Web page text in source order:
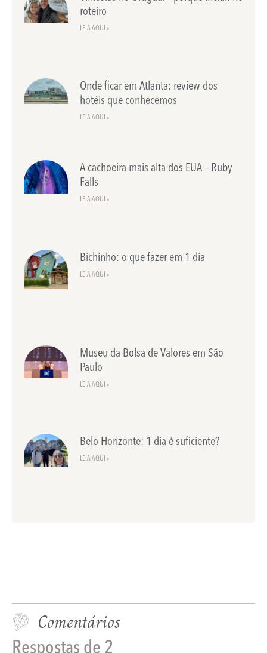
roteiro
LEIA AQUI »
Onde ficar em Atlanta: review dos
hotéis que conhecemos
LEIA AQUI »
A cachoeira mais alta dos EUA – Ruby
Falls
LEIA AQUI »
Bichinho: o que fazer em 1 dia
LEIA AQUI »
Museu da Bolsa de Valores em São
Paulo
LEIA AQUI »
Belo Horizonte: 1 dia é suficiente?
LEIA AQUI »
Comentários
Respostas de 2